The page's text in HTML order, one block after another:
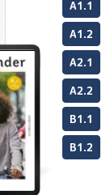
A1.1
A1.2
A2.1
A2.2
B1.1
B1.2